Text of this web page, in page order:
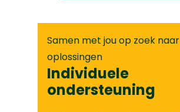
Samen met jou op zoek naar
oplossingen
Individuele
ondersteuning